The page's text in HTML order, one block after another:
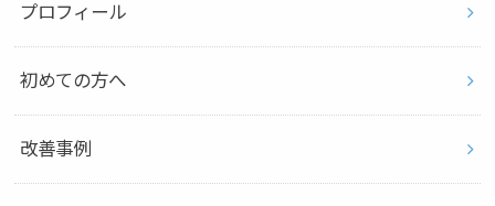
プロフィール
初めての方へ
改善事例